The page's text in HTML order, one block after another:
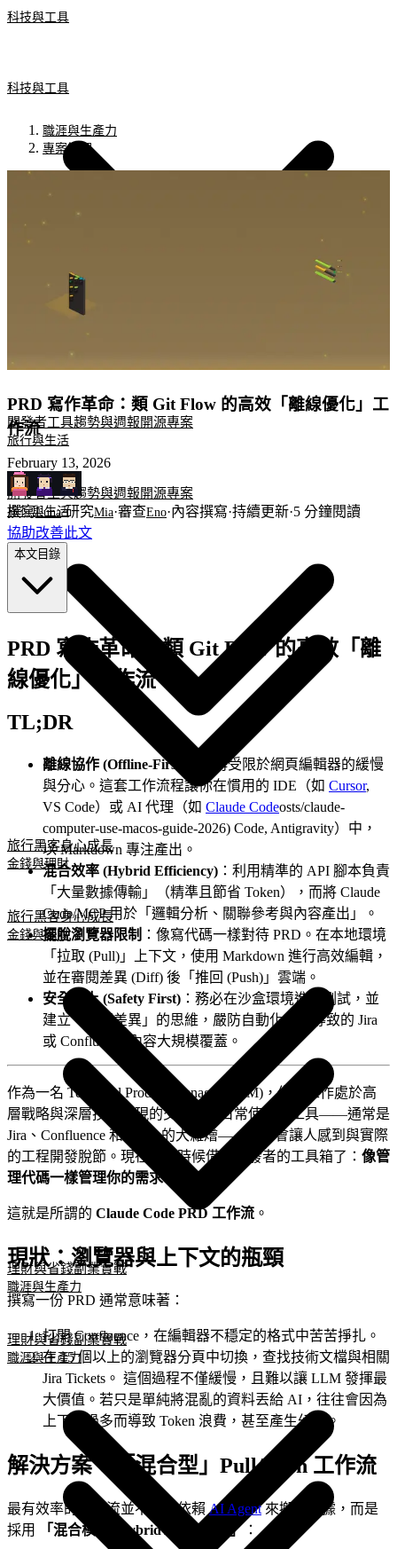
科技與工具
開發者工具趨勢與週報開源專案
旅行與生活
旅行黑客身心成長
金錢與理財
理財與省錢副業實戰
職涯與生產力
科技與工具
開發者工具趨勢與週報開源專案
旅行與生活
旅行黑客身心成長
金錢與理財
理財與省錢副業實戰
職涯與生產力
職涯與生產力
專案管理
PRD 寫作革命：類 Git Flow 的高效「離線優化」工
作流
February 13, 2026
撰寫Luna·研究Mia·審查Eno·內容撰寫·持續更新·5 分鐘閱讀
協助改善此文
本文目錄
PRD 寫作革命：類 Git Flow 的高效「離
線優化」工作流
TL;DR
離線協作 (Offline-First)
：不再受限於網頁編輯器的緩慢
與分心。這套工作流程讓你在慣用的 IDE（如 Cursor,
VS Code）或 AI 代理（如 Claude Codeosts/claude-
computer-use-macos-guide-2026) Code, Antigravity）中，
以 Markdown 專注產出。
混合效率 (Hybrid Efficiency) ：利用精準的 API 腳本負責
「大量數據傳輸」（精準且節省 Token），而將 Claude
Code/MCP 用於「邏輯分析、關聯參考與內容產出」。
擺脫瀏覽器限制 ：像寫代碼一樣對待 PRD。在本地環境
「拉取 (Pull)」上下文，使用 Markdown 進行高效編輯，
並在審閱差異 (Diff) 後「推回 (Push)」雲端。
安全至上 (Safety First) ：務必在沙盒環境進行測試，並
建立「審閱差異」的思維，嚴防自動化工具導致的 Jira
或 Confluence 內容大規模覆蓋。
作為一名 Technical Product Manager (TPM)，你的工作處於高
層戰略與深層技術實現的交匯點。日常使用的工具——通常是
Jira、Confluence 和 Slack 的大雜燴——有時會讓人感到與實際
的工程開發脫節。現在，是時候借鑒開發者的工具箱了： 像管
理代碼一樣管理你的需求。
這就是所謂的 Claude Code PRD 工作流 。
現狀：瀏覽器與上下文的瓶頸
撰寫一份 PRD 通常意味著：
打開 Confluence，在編輯器不穩定的格式中苦苦掙扎。
在 15 個以上的瀏覽器分頁中切換，查找技術文檔與相關
Jira Tickets。 這個過程不僅緩慢，且難以讓 LLM 發揮最
大價值。若只是單純將混亂的資料丟給 AI，往往會因為
上下文過多而導致 Token 浪費，甚至產生幻覺。
解決方案：「混合型」Pull/Push 工作流
最有效率的工作流並不完全依賴 AI Agent來搬運數據，而是
採用
「混合模式 (Hybrid Approach)」 ：